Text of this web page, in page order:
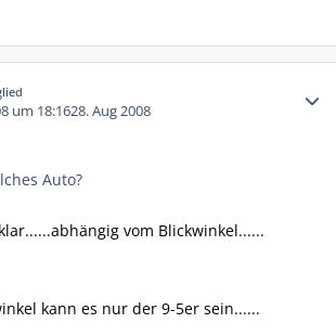
um 18:1628. Aug 2008
Auto?
vom Blickwinkel......
kann es nur der 9-5er sein......